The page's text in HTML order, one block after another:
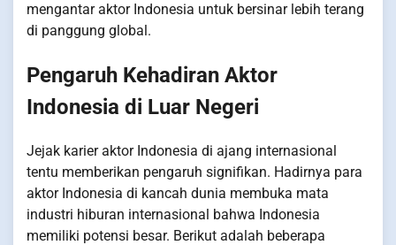
mengantar aktor Indonesia untuk bersinar lebih terang
di panggung global.
Pengaruh Kehadiran Aktor
Indonesia di Luar Negeri
Jejak karier aktor Indonesia di ajang internasional
tentu memberikan pengaruh signifikan. Hadirnya para
aktor Indonesia di kancah dunia membuka mata
industri hiburan internasional bahwa Indonesia
memiliki potensi besar. Berikut adalah beberapa